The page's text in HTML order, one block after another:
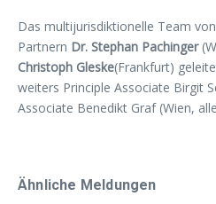
Das multijurisdiktionelle Team
Partnern Dr. Stephan Pachinger
Christoph Gleske(Frankfurt)
weiters Principle Associate Birgit
Associate Benedikt Graf (Wien,
Ähnliche Meldungen